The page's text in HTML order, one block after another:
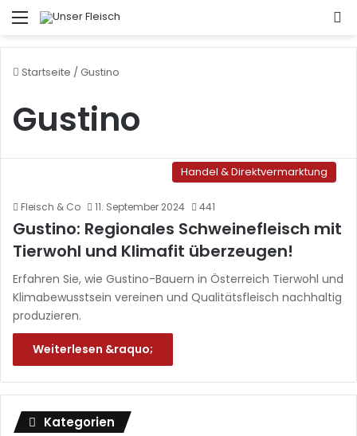
Menü
Startseite /Gustino
Gustino
Handel & Direktvermarktung
Fleisch & Co 11. September 2024 441
Gustino: Regionales Schweinefleisch mit
Tierwohl und Klimafit überzeugen!
Erfahren Sie, wie Gustino-Bauern in Österreich Tierwohl und
Klimabewusstsein vereinen und Qualitätsfleisch nachhaltig
produzieren.
Weiterlesen &raquo;
Kategorien